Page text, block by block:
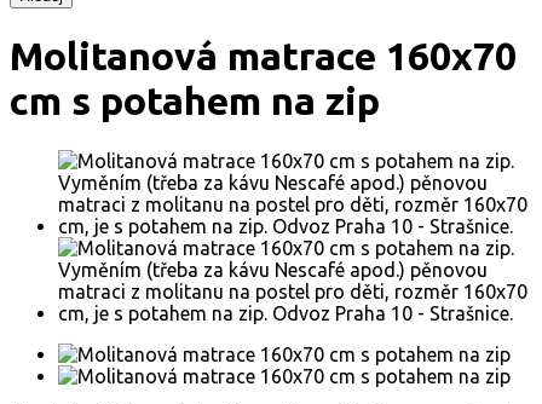
Molitanová matrace 160x70
cm s potahem na zip